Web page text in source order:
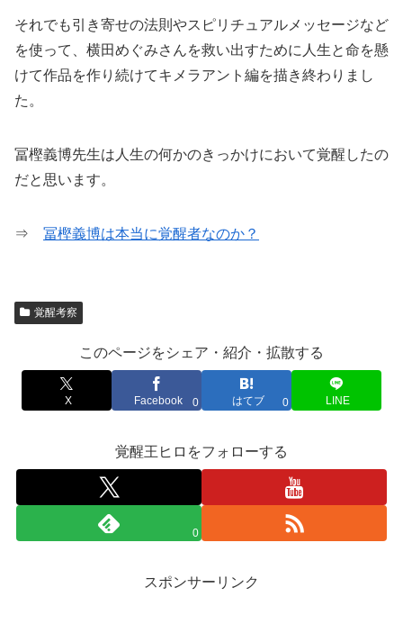
それでも引き寄せの法則やスピリチュアルメッセージなど
を使って、横田めぐみさんを救い出すために人生と命を懸
けて作品を作り続けてキメラアント編を描き終わりまし
た。
冨樫義博先生は人生の何かのきっかけにおいて覚醒したの
だと思います。
⇒ 冨樫義博は本当に覚醒者なのか？
覚醒考察
このページをシェア・紹介・拡散する
X Facebook 0 はてブ 0 LINE
覚醒王ヒロをフォローする
0
スポンサーリンク